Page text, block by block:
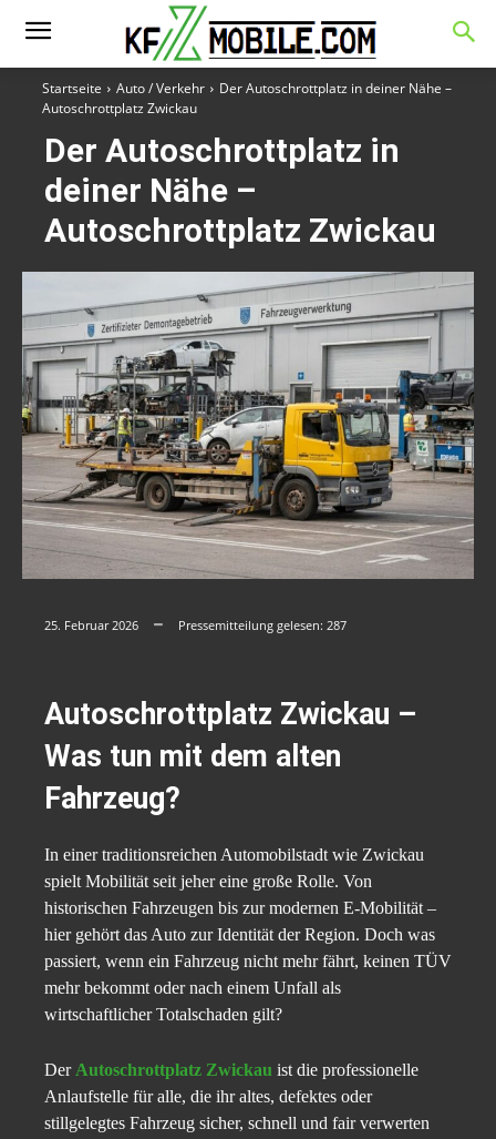
Startseite Auto / Verkehr
Der Autoschrottplatz in deiner Nähe –
Autoschrottplatz Zwickau
Der Autoschrottplatz in
deiner Nähe –
Autoschrottplatz Zwickau
25. Februar 2026 Pressemitteilung gelesen: 287
Autoschrottplatz Zwickau –
Was tun mit dem alten
Fahrzeug?
In einer traditionsreichen Automobilstadt wie Zwickau
spielt Mobilität seit jeher eine große Rolle. Von
historischen Fahrzeugen bis zur modernen E-Mobilität –
hier gehört das Auto zur Identität der Region. Doch was
passiert, wenn ein Fahrzeug nicht mehr fährt, keinen TÜV
mehr bekommt oder nach einem Unfall als
wirtschaftlicher Totalschaden gilt?
Der Autoschrottplatz Zwickau ist die professionelle
Anlaufstelle für alle, die ihr altes, defektes oder
stillgelegtes Fahrzeug sicher, schnell und fair verwerten